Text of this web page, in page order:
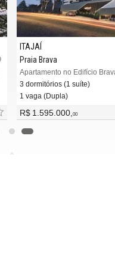
ITAJAÍ
Praia Brava
Apartamento no Edifício
3 dormitórios (1 suíte)
1 vaga (Dupla)
R$ 1.595.000, 00